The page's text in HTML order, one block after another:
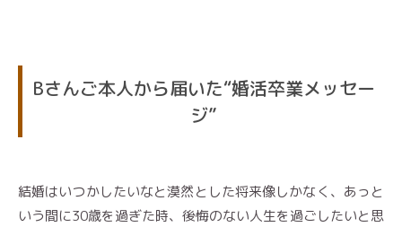
Bさんご本人から届いた“婚活卒業メッセー
ジ”
結婚はいつかしたいなと漠然とした将来像しかなく、あっと
いう間に30歳を過ぎた時、後悔のない人生を過ごしたいと思